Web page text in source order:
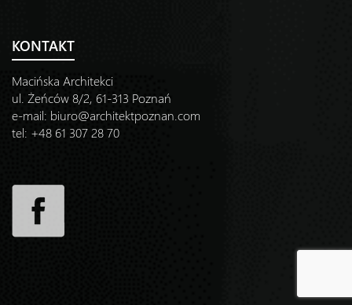
KONTAKT
Macińska Architekci
ul. Żeńców 8/2, 61-313 Poznań
e-mail: biuro@architektpoznan.com
tel: +48 61 307 28 70